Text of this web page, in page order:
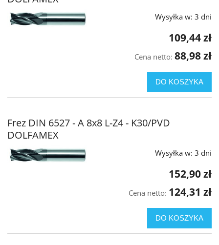
Wysyłka w: 3 dni
109,44 zł
Cena netto: 88,98 zł
DO KOSZYKA
Frez DIN 6527 - A 8x8 L-Z4 - K30/PVD
DOLFAMEX
Wysyłka w: 3 dni
152,90 zł
Cena netto: 124,31 zł
DO KOSZYKA